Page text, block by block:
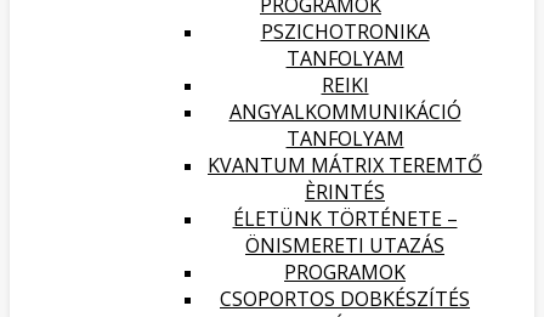
PSZICHOTRONIKA
TANFOLYAM
REIKI
ANGYALKOMMUNIKÁCIÓ
TANFOLYAM
KVANTUM MÁTRIX TEREMTŐ
ÈRINTÉS
ÉLETÜNK TÖRTÉNETE –
ÖNISMERETI UTAZÁS
PROGRAMOK
CSOPORTOS DOBKÉSZÍTÉS